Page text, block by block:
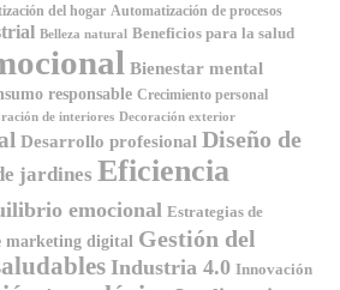
del hogar Automatización de procesos
Belleza natural Beneficios para la salud
Bienestar mental
responsable Crecimiento personal
de interiores Decoración exterior
Desarrollo profesional Diseño de
jardines Eficiencia
emocional Estrategias de
marketing digital Gestión del
Industria 4.0 Innovación